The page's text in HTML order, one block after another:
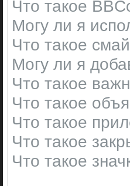
Что такое
Могу ли я
Что такое
Могу ли я
Что такое
Что такое
Что такое
Что такое
Что такое